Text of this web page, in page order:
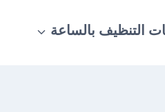
التنظيف بالساعة